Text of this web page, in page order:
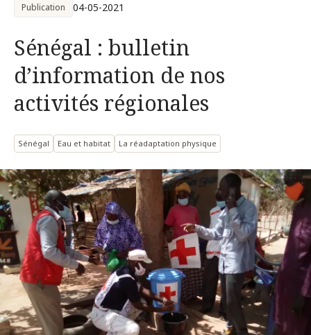
Publication 04-05-2021
Sénégal : bulletin
d’information de nos
activités régionales
Sénégal Eau et habitat La réadaptation physique